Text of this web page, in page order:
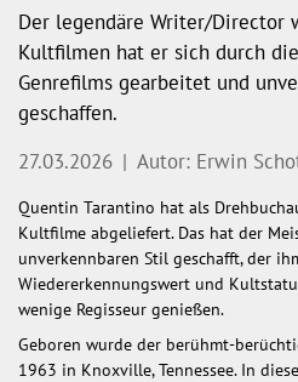
Der legendäre Writer/Director
Kultfilmen hat er sich durch
Genrefilms gearbeitet und
geschaffen.
27.03.2026 | Autor: Erwin
Quentin Tarantino hat als
Kultfilme abgeliefert. Das hat der
unverkennbaren Stil geschafft, der
Wiedererkennungswert und
wenige Regisseur genießen.
Geboren wurde der berühmt-
1963 in Knoxville, Tennessee. In